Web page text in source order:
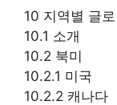
10 지역별 글
10.1 소개
10.2 북미
10.2.1 미국
10.2.2 캐나다